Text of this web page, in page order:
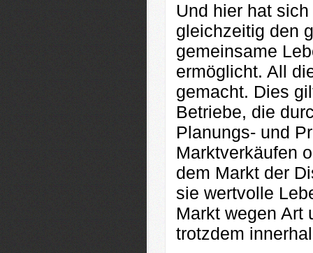
Und hier hat
gleichzeitig den
gemeinsame
ermöglicht. All
gemacht. Dies
Betriebe, die
Planungs- und
Marktverkäufen
dem Markt der
sie wertvolle
Markt wegen Art
trotzdem